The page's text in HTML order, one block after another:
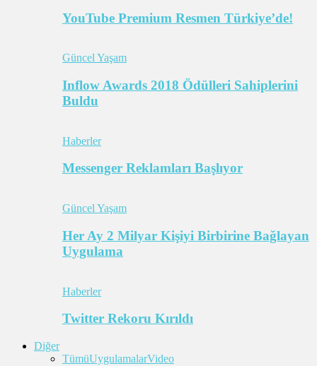
YouTube Premium Resmen Türkiye’de!
Güncel Yaşam
Inflow Awards 2018 Ödülleri Sahiplerini
Buldu
Haberler
Messenger Reklamları Başlıyor
Güncel Yaşam
Her Ay 2 Milyar Kişiyi Birbirine Bağlayan
Uygulama
Haberler
Twitter Rekoru Kırıldı
Diğer
TümüUygulamalarVideo